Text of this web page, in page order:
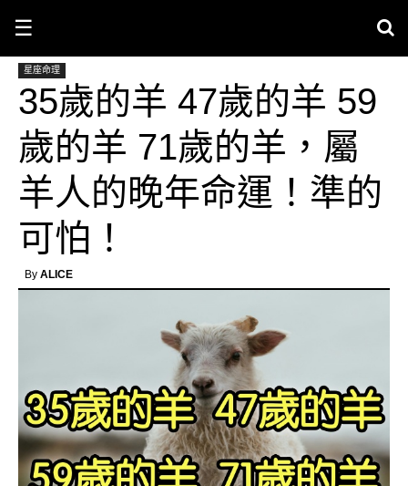
☰
星座命理
35歲的羊 47歲的羊 59
歲的羊 71歲的羊，屬
羊人的晚年命運！準的
可怕！
By ALICE